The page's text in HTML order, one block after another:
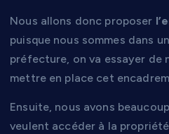
Nous allons donc proposer
puisque nous sommes dans
préfecture, on va essayer de
mettre en place cet
Ensuite, nous avons
veulent accéder à la